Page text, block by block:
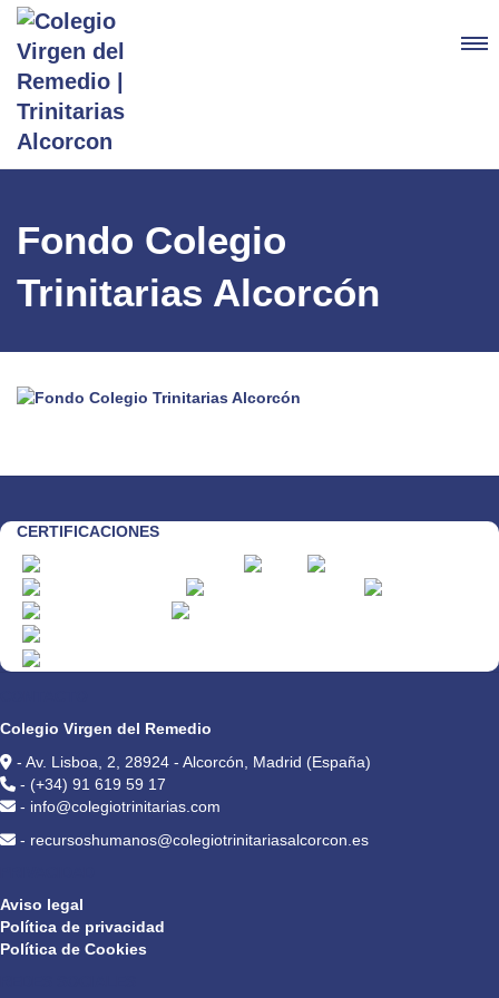
Fondo Colegio
Trinitarias Alcorcón
CERTIFICACIONES
Colegio Virgen del Remedio
- Av. Lisboa, 2, 28924 - Alcorcón, Madrid (España)
- (+34) 91 619 59 17
- info@colegiotrinitarias.com
- recursoshumanos@colegiotrinitariasalcorcon.es
Aviso legal
Política de privacidad
Política de Cookies